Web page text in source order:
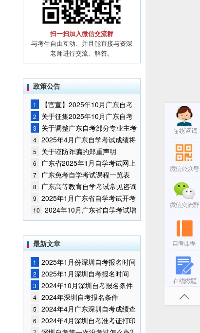
扫一扫加入微信交流群
与考生自由互动、并且能直接与资深
老师进行交流、解答。
政策公告
1
【官宣】2025年10月广东自考
报名时间通知
2
关于征集2025年10月广东自考
增加开考停考专业部分课程意向的
通告
3
关于调整广东自考部分专业主考
学校的通知
4 2025年4月广东自学考试成绩将
于5月9日公布
5 关于谨防诈骗的郑重声明
6
广东省2025年1月自学考试网上
报名报考须知
7 广东免考自学考试课程一览表
8
广东高等教育自学考试常见咨询
问题
9
2025年1月广东省自学考试开考
课程考试时间安排和使用教材的通
知
10
2024年10月广东省自学考试增
加一门开考课程的通告
最新文章
1
2025年1月份深圳自考报名时间
已公布!
2 2025年1月深圳自考报名时间
3
2024年10月深圳自考报名条件
已公布!
4 2024年深圳自考报名条件
5
2024年4月广东深圳自考成绩查
询时间已确定
6
2024年4月深圳自考准考证打印
时间